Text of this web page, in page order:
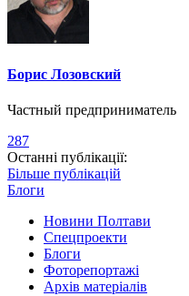
Борис Лозовский
Частный предприниматель
287
Останні публікації:
Більше публікацій
Блоги
Новини Полтави
Спецпроекти
Блоги
Фоторепортажі
Архів матеріалів